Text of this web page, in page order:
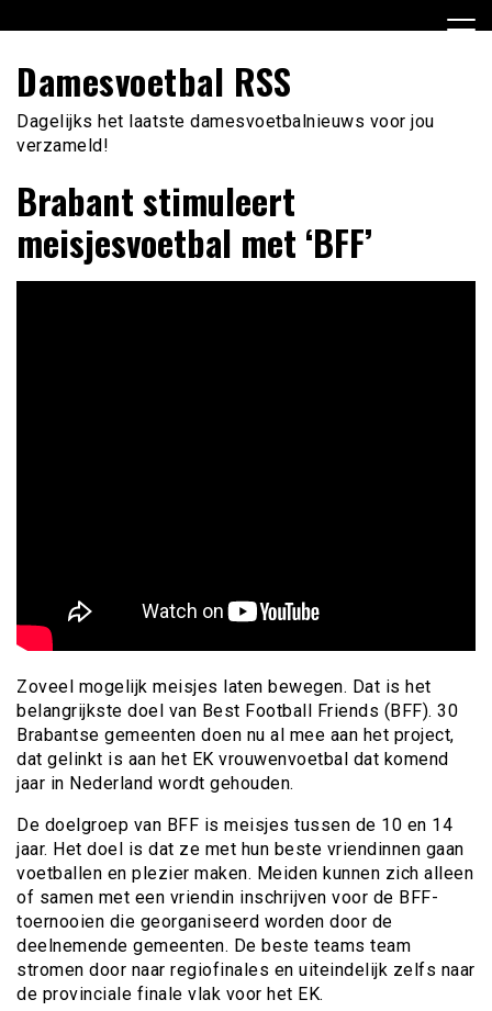
naar
inhoud
Damesvoetbal RSS
Dagelijks het laatste damesvoetbalnieuws voor jou
verzameld!
Brabant stimuleert
meisjesvoetbal met ‘BFF’
Zoveel mogelijk meisjes laten bewegen. Dat is het
belangrijkste doel van Best Football Friends (BFF). 30
Brabantse gemeenten doen nu al mee aan het project,
dat gelinkt is aan het EK vrouwenvoetbal dat komend
jaar in Nederland wordt gehouden.
De doelgroep van BFF is meisjes tussen de 10 en 14
jaar. Het doel is dat ze met hun beste vriendinnen gaan
voetballen en plezier maken. Meiden kunnen zich alleen
of samen met een vriendin inschrijven voor de BFF-
toernooien die georganiseerd worden door de
deelnemende gemeenten. De beste teams team
stromen door naar regiofinales en uiteindelijk zelfs naar
de provinciale finale vlak voor het EK.